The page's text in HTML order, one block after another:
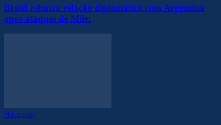
Brasil rebaixa relação diplomática com Argentina
após ataques de Milei
Nacionais